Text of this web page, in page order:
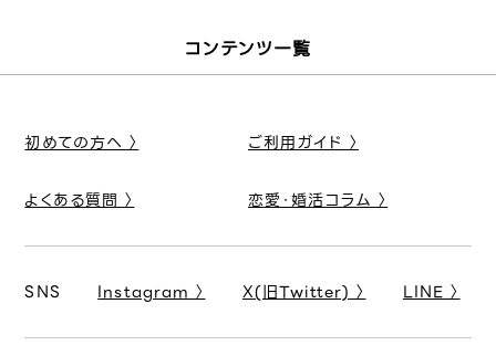
コンテンツ一覧
初めての方へ 〉 ご利用ガイド 〉
よくある質問 〉 恋愛・婚活コラム 〉
SNS Instagram 〉 X(旧Twitter) 〉 LINE 〉